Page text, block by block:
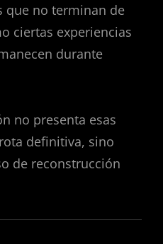
que no terminan de
ciertas experiencias
durante
no presenta esas
definitiva, sino
de reconstrucción